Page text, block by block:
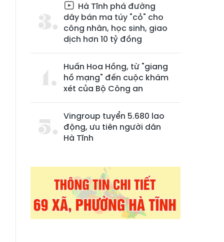
Hà Tĩnh phá đường
dây bán ma túy "cỏ" cho
công nhân, học sinh, giao
dịch hơn 10 tỷ đồng
Huấn Hoa Hồng, từ "giang
hồ mạng" đến cuộc khám
xét của Bộ Công an
Vingroup tuyển 5.680 lao
động, ưu tiên người dân
Hà Tĩnh